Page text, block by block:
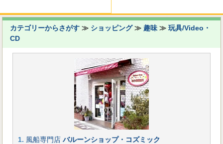
カテゴリーからさがす ≫ ショッピング≫ 趣味 ≫玩具/Video・
CD
1. 風船専門店 バルーンショップ・コズミック